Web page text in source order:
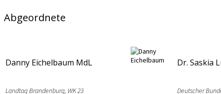
Abgeordnete
Danny Eichelbaum MdL
Landtag Brandenburg, WK 23
Dr. Saskia
Deutscher